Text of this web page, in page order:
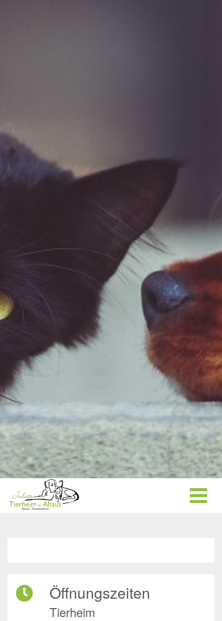
Öffnungszeiten
Tierheim